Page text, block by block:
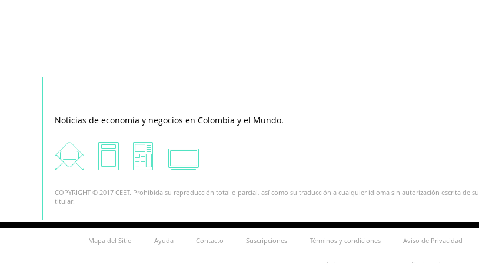
Noticias de economía y negocios en Colombia y el Mundo.
COPYRIGHT © 2017 CEET. Prohibida su reproducción total o parcial, así como su traducción a cualquier idioma sin autorización escrita de su
titular.
Mapa del Sitio Ayuda Contacto Suscripciones Términos y condiciones Aviso de Privacidad